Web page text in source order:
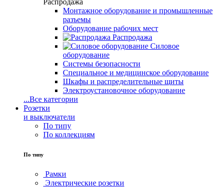
Монтажное оборудование и промышленные
разъемы
Оборудование рабочих мест
Распродажа
Силовое
оборудование
Системы безопасности
Специальное и медицинское оборудование
Шкафы и распределительные щиты
Электроустановочное оборудование
...Все категории
Розетки
и выключатели
По типу
По коллекциям
По типу
Рамки
Электрические розетки